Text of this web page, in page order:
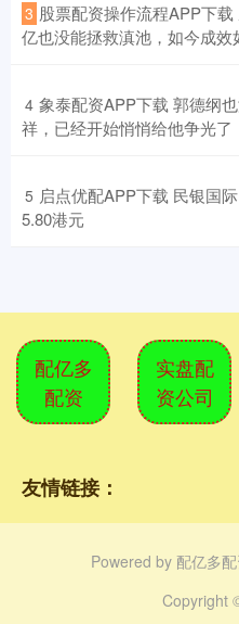
3 股票配资操作流程APP下
亿也没能拯救滇池，如今成效
4 象泰配资APP下载 郭德纲
祥，已经开始悄悄给他争光了
5 启点优配APP下载 民银国
5.80港元
配亿多
配资
实盘配
资公司
友情链接：
Powered by 配亿多
Copyright